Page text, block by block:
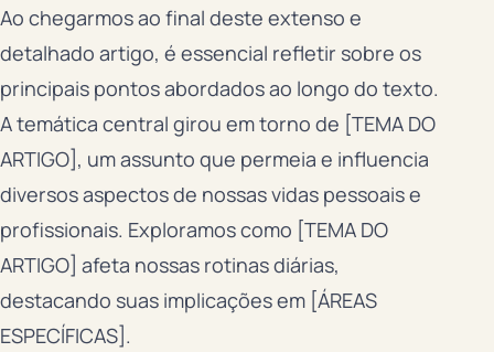
Ao chegarmos ao final deste extenso e
detalhado artigo, é essencial refletir sobre os
principais pontos abordados ao longo do texto.
A temática central girou em torno de [TEMA DO
ARTIGO], um assunto que permeia e influencia
diversos aspectos de nossas vidas pessoais e
profissionais. Exploramos como [TEMA DO
ARTIGO] afeta nossas rotinas diárias,
destacando suas implicações em [ÁREAS
ESPECÍFICAS].